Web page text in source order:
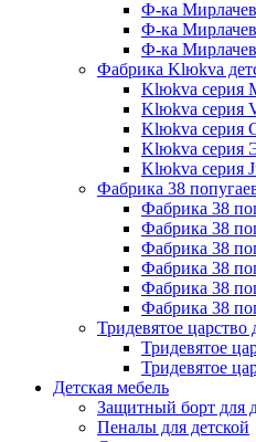
Ф-ка
Ф-ка
Ф-ка
Фабрика Klюkva
Klюkva серия
Klюkva серия
Klюkva серия
Klюkva серия
Klюkva серия
Фабрика 38
Фабрика 38
Фабрика 38
Фабрика 38
Фабрика 38
Фабрика 38
Фабрика 38
Тридевятое царство
Тридевятое
Тридевятое
Детская мебель
Защитный борт для
Пеналы для детской